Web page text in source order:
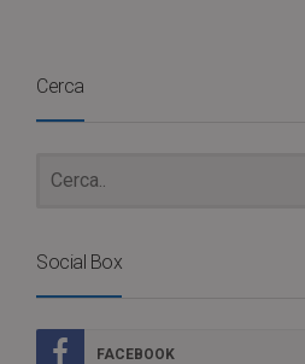
Cerca
Social Box
FACEBOOK